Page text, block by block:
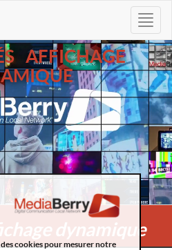
AFFICHAGE
dynamique
cookies pour mesurer notre